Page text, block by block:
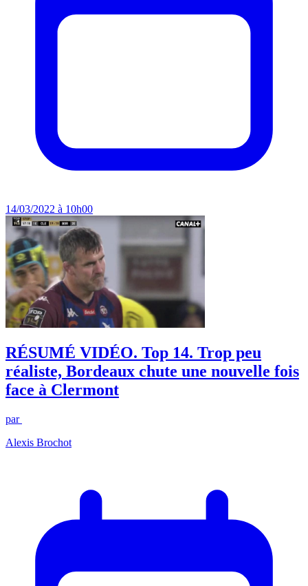
14/03/2022 à 10h00
RÉSUMÉ VIDÉO. Top 14. Trop peu
réaliste, Bordeaux chute une nouvelle fois
face à Clermont
par
Alexis Brochot